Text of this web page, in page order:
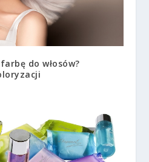
do włosów?